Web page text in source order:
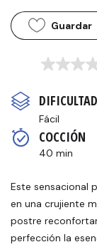
Guardar
Sin
en
la
misma
página.
DIFICULTAD
Fácil
COCCIÓN
40 min
Este sensacional
en una crujiente
postre
perfección la